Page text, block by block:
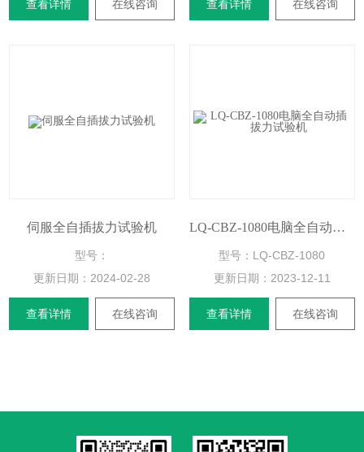
查看详情 在线咨询 查看详情 在线咨询
伺服全自插拔力试验机
型号：
更新日期： 2024-02-28
查看详情 在线咨询
LQ-CBZ-1080电脑全自动插拔力试验机
型号：LQ-CBZ-1080
更新日期： 2023-12-11
查看详情 在线咨询